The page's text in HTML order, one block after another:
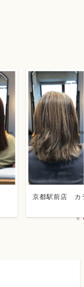
京都駅前店 カ